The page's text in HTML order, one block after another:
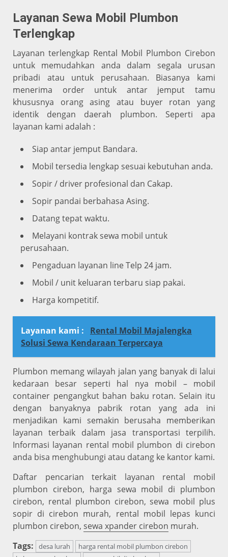
Layanan Sewa Mobil Plumbon
Terlengkap
Layanan terlengkap Rental Mobil Plumbon Cirebon
untuk memudahkan anda dalam segala urusan
pribadi atau untuk perusahaan. Biasanya kami
menerima order untuk antar jemput tamu
khususnya orang asing atau buyer rotan yang
identik dengan daerah plumbon. Seperti apa
layanan kami adalah :
Siap antar jemput Bandara.
Mobil tersedia lengkap sesuai kebutuhan anda.
Sopir / driver profesional dan Cakap.
Sopir pandai berbahasa Asing.
Datang tepat waktu.
Melayani kontrak sewa mobil untuk
perusahaan.
Pengaduan layanan line Telp 24 jam.
Mobil / unit keluaran terbaru siap pakai.
Harga kompetitif.
Layanan kami :
Rental Mobil Majalengka
Solusi Sewa Kendaraan Terpercaya
Plumbon memang wilayah jalan yang banyak di lalui
kedaraan besar seperti hal nya mobil – mobil
container pengangkut bahan baku rotan. Selain itu
dengan banyaknya pabrik rotan yang ada ini
menjadikan kami semakin berusaha memberikan
layanan terbaik dalam jasa transportasi terpilih.
Informasi layanan rental mobil plumbon di cirebon
anda bisa menghubungi atau datang ke kantor kami.
Daftar pencarian terkait layanan rental mobil
plumbon cirebon, harga sewa mobil di plumbon
cirebon, rental plumbon cirebon, sewa mobil plus
sopir di cirebon murah, rental mobil lepas kunci
plumbon cirebon, sewa xpander cirebon murah.
Tags:
desa lurah
harga rental mobil plumbon cirebon